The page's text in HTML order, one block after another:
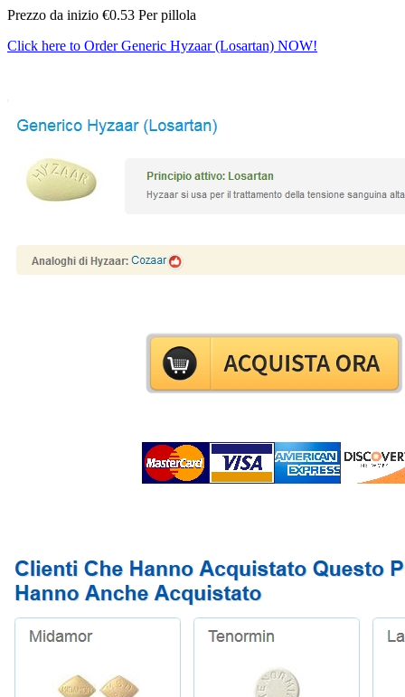
Prezzo da inizio €0.53 Per pillola
Click here to Order Generic Hyzaar (Losartan) NOW!